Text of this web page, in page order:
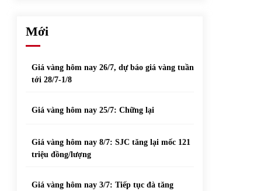
Mới
Giá vàng hôm nay 26/7, dự báo giá vàng tuần
tới 28/7-1/8
Giá vàng hôm nay 25/7: Chững lại
Giá vàng hôm nay 8/7: SJC tăng lại mốc 121
triệu đồng/lượng
Giá vàng hôm nay 3/7: Tiếp tục đà tăng